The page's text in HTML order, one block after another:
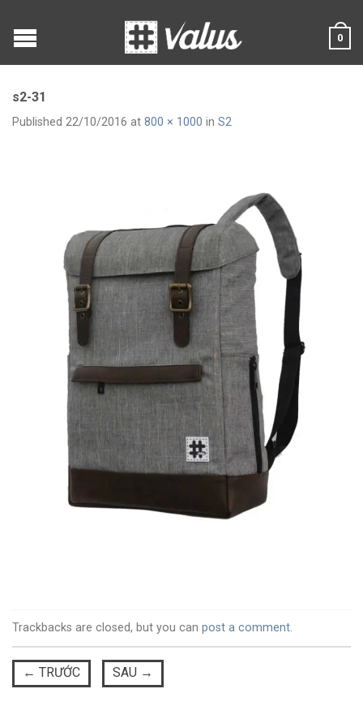
0
s2-31
Published 22/10/2016 at 800 × 1000 in S2
Trackbacks are closed, but you can post a comment.
← TRƯỚC SAU →